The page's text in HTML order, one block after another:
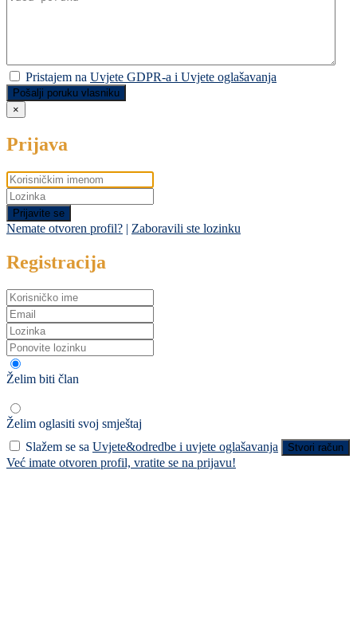
Pristajem na Uvjete GDPR-a i Uvjete oglašavanja
Pošalji poruku vlasniku
×
Prijava
Prijavite se
Nemate otvoren profil? | Zaboravili ste lozinku
Registracija
Želim biti član
Želim oglasiti svoj smještaj
Slažem se sa Uvjete&odredbe i uvjete oglašavanja Stvori račun
Već imate otvoren profil, vratite se na prijavu!